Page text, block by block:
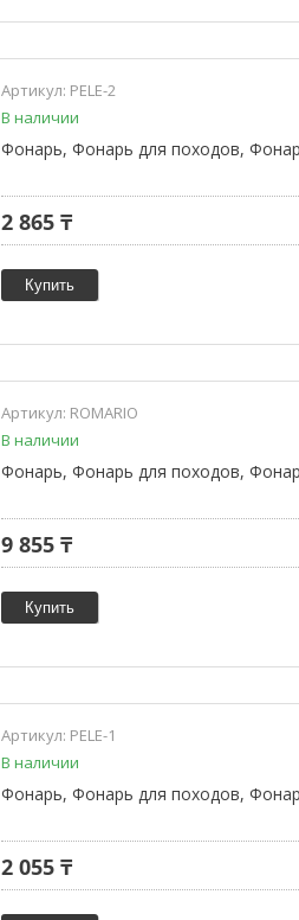
PELE-2
В наличии
Фонарь, Фонарь для походов,
2 865 ₸
Купить
ROMARIO
В наличии
Фонарь, Фонарь для походов,
9 855 ₸
Купить
PELE-1
В наличии
Фонарь, Фонарь для походов,
2 055 ₸